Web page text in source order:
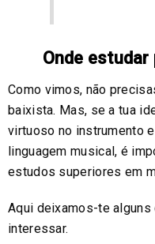
Onde
Como vimos, não
baixista. Mas, se a tua
virtuoso no instrumento
linguagem musical, é
estudos superiores em
Aqui deixamos-te
interessar.